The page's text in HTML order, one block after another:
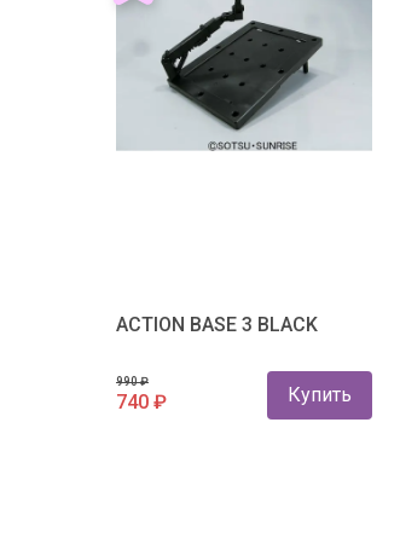
ACTION BASE 3 BLACK
990 ₽
740 ₽ Купить